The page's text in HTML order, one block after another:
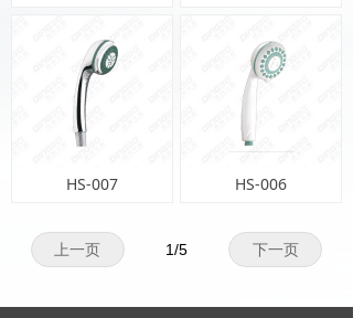
HS-007 HS-006
上一页 下一页
1/5